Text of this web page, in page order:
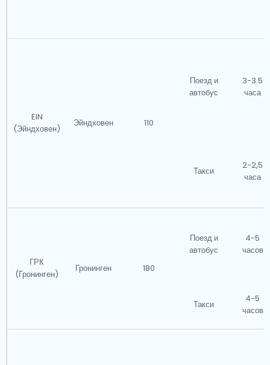
EIN
(Эйндховен)
Эйндховен 110
Поезд и
автобус
3-3.5
часа
Такси
2-2,5
часа
ГРК
(Гронинген)
Гронинген 180
Поезд и
автобус
4-5
часов
Такси
4-5
часов